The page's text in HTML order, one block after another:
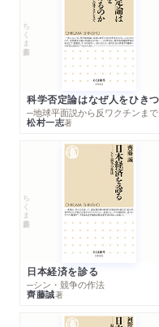
ちくま新書
─地球平面説から反ワクチンまで
松村一志著
ちくま新書
日本経済を診る
─シン・競争の作法
齊藤誠著